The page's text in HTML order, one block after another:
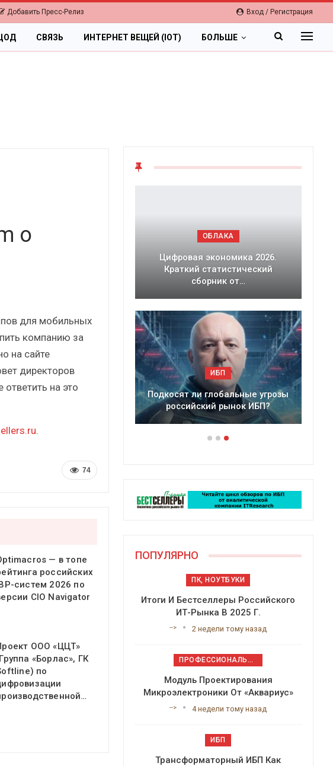
Вход / Регистрация
Добавить Пресс-Релиз
СВЯЗЬ ИНТЕРНЕТ ВЕЩЕЙ (IOT) БОЛЬШЕ
о
для мобильных
компанию за
на сайте
директоров
на это
.
74
— в топе
российских
IBP-систем 2026 по
CIO Navigator
ООО «ЦЦТ»
«Борлас», ГК
по
ИБП
успешный сегмент
ОБЛАКА
Цифровая экономика 2026.
Краткий статистический
сборник от…
ИБП
Подкосят ли глобальные угрозы
российский рынок ИБП?
ПОПУЛЯРНО
ПК, НОУТБУКИ
Итоги И Бестселлеры Российского
ИТ-Рынка В 2025 Г.
--> 2 недели тому назад
ПРОФЕССИОНАЛЬНОЕ ПРИКЛАДНОЕ ПО
Модуль Проектирования
Микроэлектроники От «Аквариус»
--> 4 недели тому назад
ИБП
Трансформаторный ИБП Как